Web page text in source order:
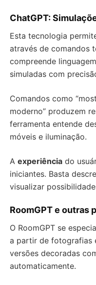
ChatGPT:
Esta tecnologia
através de comandos
compreende
simuladas com
Comandos como
moderno” produzem
ferramenta entende
móveis e iluminação.
A experiência do
iniciantes. Basta
visualizar
RoomGPT e outras
O RoomGPT se
a partir de fotografias
versões decoradas
automaticamente.